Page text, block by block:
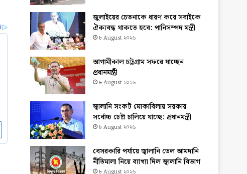
জুলাইয়ের চেতনাকে ধারণ করে সবাইকে
ঐক্যবদ্ধ থাকতে হবে: পানিসম্পদ মন্ত্রী
৮ August ২০২৬
আগামীকাল চট্টগ্রাম সফরে যাচ্ছেন
প্রধানমন্ত্রী
৮ August ২০২৬
জ্বালানি সংকট মোকাবিলায় সরকার
সর্বোচ্চ চেষ্টা চালিয়ে যাচ্ছে: প্রধানমন্ত্রী
৮ August ২০২৬
বেসরকারি পর্যায়ে জ্বালানি তেল আমদানি
নীতিমালা নিয়ে ব্যাখ্যা দিল জ্বালানি বিভাগ
৮ August ২০২৬